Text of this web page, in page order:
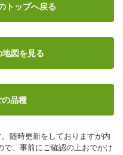
トップへ戻る
図を見る
品種
随時更新をしておりますが内
、事前にご確認の上おでかけ